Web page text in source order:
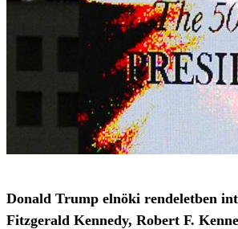
Donald Trump elnöki rendeletben
Fitzgerald Kennedy, Robert F.